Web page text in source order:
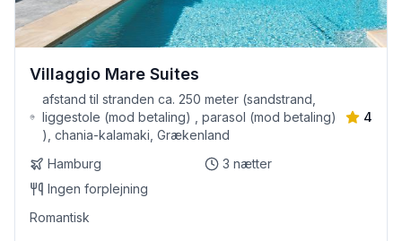
Villaggio Mare Suites
afstand til stranden ca. 250 meter (sandstrand,
liggestole (mod betaling) , parasol (mod betaling)
), chania-kalamaki, Grækenland
4
Hamburg 3 nætter
Ingen forplejning
Romantisk